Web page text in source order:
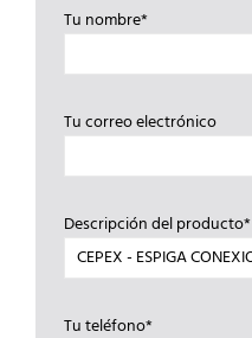
Tu nombre*
Tu correo electrónico
Descripción del producto*
Tu teléfono*